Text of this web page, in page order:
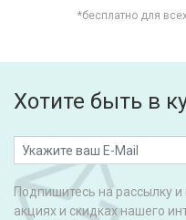
*бесплатно для
Хотите быть в
Подпишитесь на рассылку
акциях и скидках нашего